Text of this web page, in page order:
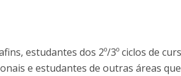
estudantes dos 2º/3º ciclos de
e estudantes de outras áreas que